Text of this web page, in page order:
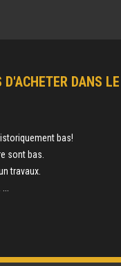
DANS LE
bas!
sont bas.
travaux.